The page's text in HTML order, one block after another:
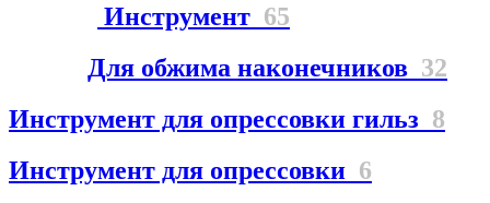
Инструмент 65
Для обжима наконечников 32
Инструмент для опрессовки гильз 8
Инструмент для опрессовки 6